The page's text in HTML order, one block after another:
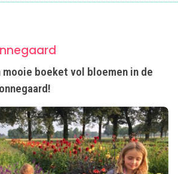
boeket vol bloemen in de